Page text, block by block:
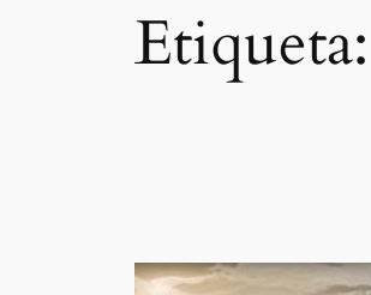
Etiqueta: